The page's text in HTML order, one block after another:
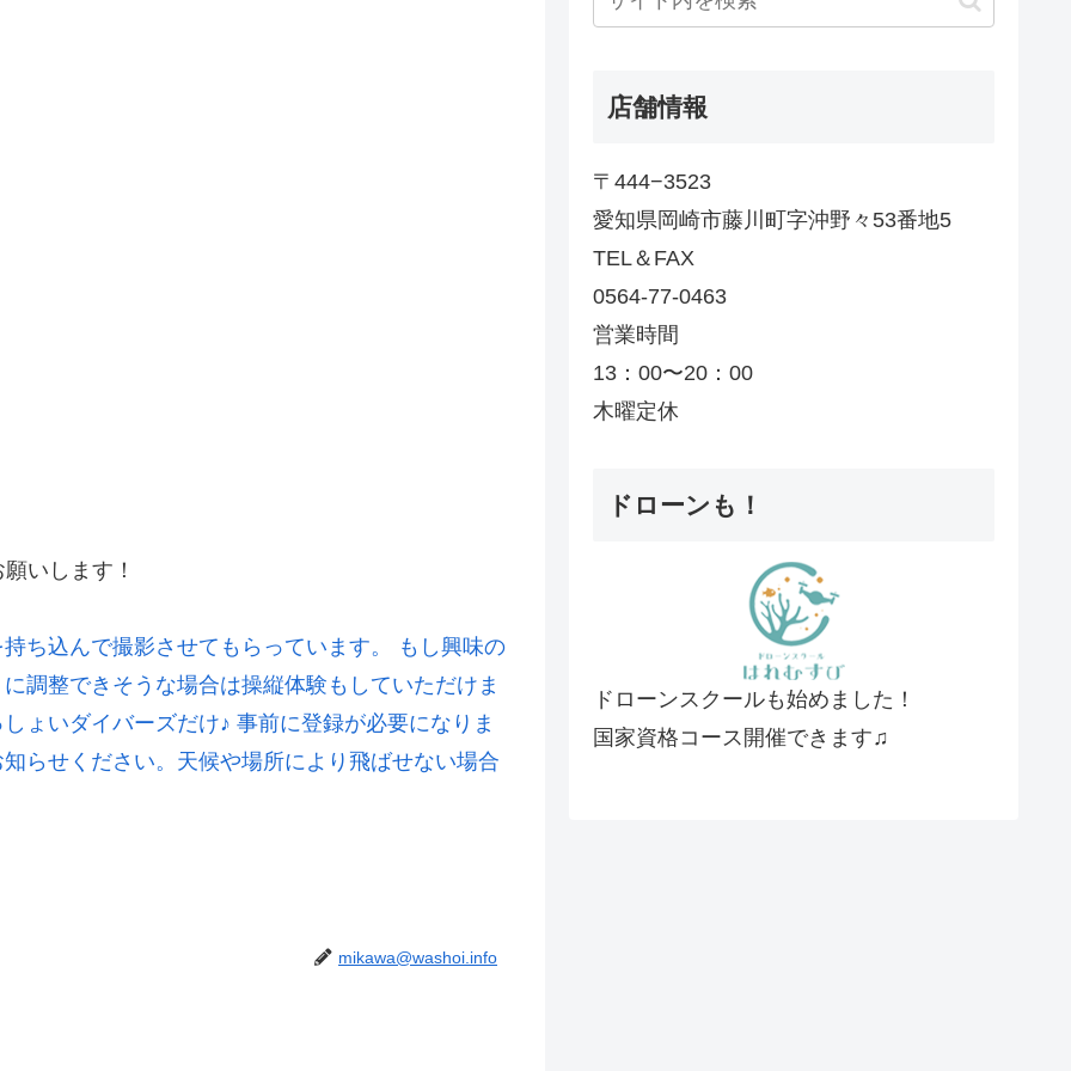
いします！
ち込んで撮影させてもらっています。 もし興味の
調整できそうな場合は操縦体験もしていただけま
ょいダイバーズだけ♪ 事前に登録が必要になりま
らせください。天候や場所により飛ばせない場合
mikawa@washoi.info
店舗情報
〒444−3523
愛知県岡崎市藤川町字沖野々53番地5
TEL＆FAX
0564-77-0463
営業時間
13：00〜20：00
木曜定休
ドローンも！
ドローンスクールも始めました！
国家資格コース開催できます♫